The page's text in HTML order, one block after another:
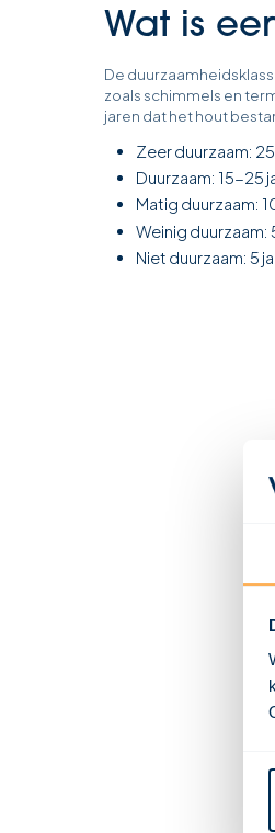
Wat is
De
zoals schimmels en
jaren dat het hout
Zeer duurzaam:
Duurzaam: 15-25
Matig duurzaam:
Weinig duurzaam:
Niet duurzaam: 5